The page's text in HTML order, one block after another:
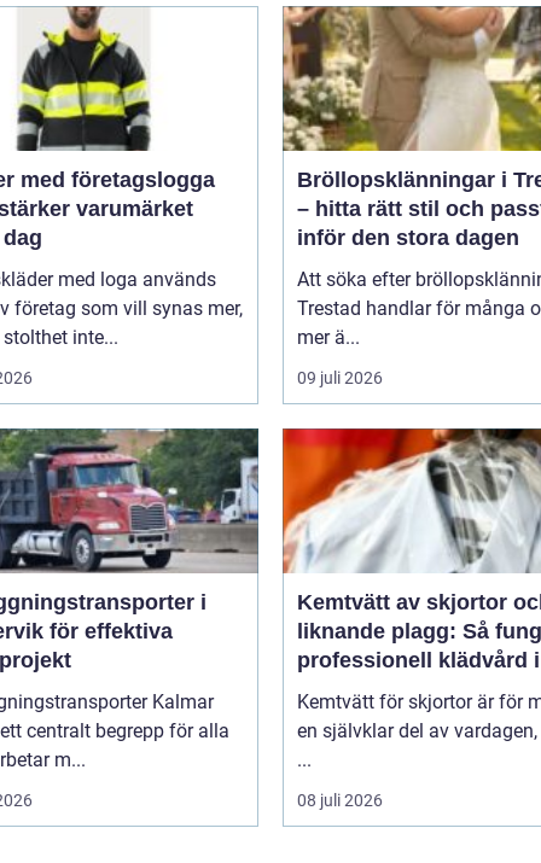
med företagslogga
varumärket
med loga används
företag som vill synas mer,
inte...
Bröllopsklänningar i
– hitta rätt stil och
inför den stora dagen
Att söka efter
Trestad handlar för många
mer ä...
09 juli 2026
i
för effektiva
Kalmar
centralt begrepp för alla
m...
Kemtvätt av skjortor
liknande plagg: Så
professionell klädvård i
praktiken
Kemtvätt för skjortor är för
en självklar del av
...
08 juli 2026